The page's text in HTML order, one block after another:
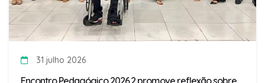
31 julho 2026
Encontro Pedagógico 2026.2 promove reflexão sobre